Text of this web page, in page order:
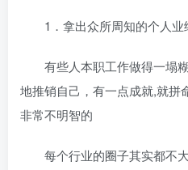
1．拿出众所周知的个人业
有些人本职工作做得一塌
地推销自己，有一点成就,就拼
非常不明智的
每个行业的圈子其实都不